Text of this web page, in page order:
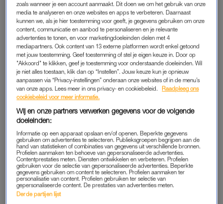
een vrouw kan lijden onder haar menstruatie. Waarom zou je
daar niet op inspelen als bedrijf? ”
De Groot heeft naar eigen zeggen – gelukkig – maar één dag
in de maand echt last van rugkrampen en vermoeidheid. Al
kan ze daar al flink van balen. “Ik menstrueer op de een of
andere manier altijd op dagen dat ik iets belangrijks heb. Dat
kan al behoorlijk irritant zijn. Maar moet je nagaan als je tot de
groep vrouwen hoort die pijnstilling neemt om te kunnen
functioneren. Daar moet meer aandacht aan worden
besteed.”
Maar hoe dan?
Volgens De Groot leer je als vrouw van jongs af aan om de
schijn op te houden dat alles goed met je gaat. “Vrouwen zijn
vechters, ze zitten liever de klachten achter hun bureau uit dan
zoals wanneer je een account aanmaakt. Dit doen we om het gebruik van onze
media te analyseren en onze websites en apps te verbeteren. Daarnaast
kunnen we, als je hier toestemming voor geeft, je gegevens gebruiken om onze
content, communicatie en aanbod te personaliseren en je relevante
advertenties te tonen, en voor marketingdoeleinden delen met 4
mediapartners. Ook content van 13 externe platformen wordt enkel getoond
met jouw toestemming. Geef toestemming of stel je eigen keuze in. Door op
"Akkoord" te klikken, geef je toestemming voor onderstaande doeleinden. Wil
je niet alles toestaan, klik dan op “Instellen”. Jouw keuze kun je opnieuw
aanpassen via “Privacy-instellingen” onderaan onze websites of in de menu’s
van onze apps. Lees meer in ons privacy- en cookiebeleid.
Raadpleeg ons
cookiebeleid voor meer informatie.
Wij en onze partners verwerken gegevens voor de volgende
doeleinden:
Informatie op een apparaat opslaan en/of openen. Beperkte gegevens
gebruiken om advertenties te selecteren. Publieksgroepen begrijpen aan de
hand van statistieken of combinaties van gegevens uit verschillende bronnen.
Profielen aanmaken ten behoeve van gepersonaliseerde advertenties.
Contentprestaties meten. Diensten ontwikkelen en verbeteren. Profielen
gebruiken voor de selectie van gepersonaliseerde advertenties. Beperkte
gegevens gebruiken om content te selecteren. Profielen aanmaken ter
personalisatie van content. Profielen gebruiken ter selectie van
gepersonaliseerde content. De prestaties van advertenties meten.
Derde partijen lijst